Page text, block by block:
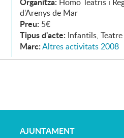
d'Arenys de Mar
Preu: 5€
Tipus d'acte: Infantils, Teatre
Marc:Altres activitats 2008
AJUNTAMENT